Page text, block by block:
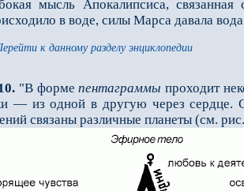
мысль Апокалипсиса,
в воде, силы Марса давала
к данному разделу энциклопедии
"В формепентаграммы проходит
— из одной в другую через сердце.
связаны различные планеты (см.